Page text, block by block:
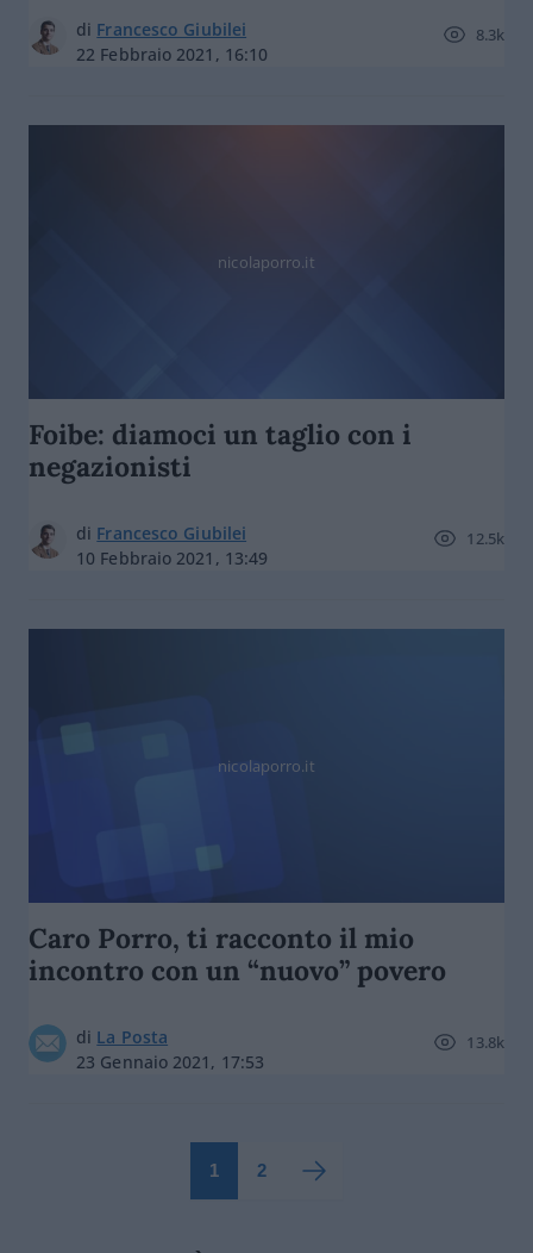
di Francesco Giubilei
22 Febbraio 2021, 16:10
8.3k
nicolaporro.it
Foibe: diamoci un taglio con i
negazionisti
di Francesco Giubilei
10 Febbraio 2021, 13:49
12.5k
nicolaporro.it
Caro Porro, ti racconto il mio
incontro con un “nuovo” povero
di La Posta
23 Gennaio 2021, 17:53
13.8k
1 2